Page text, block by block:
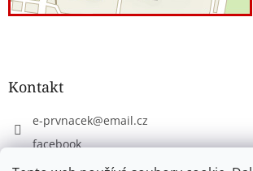
Kontakt
e-prvnacek@email.cz
facebook
eprvnacek